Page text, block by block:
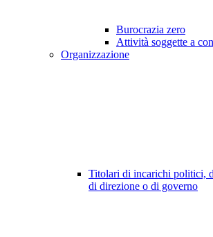
Burocrazia zero
Attività soggette a
Organizzazione
Titolari di incarichi politici,
di direzione o di governo